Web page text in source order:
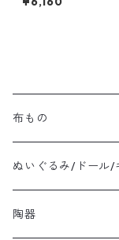
布もの
ぬいぐるみ/ドール/
陶器